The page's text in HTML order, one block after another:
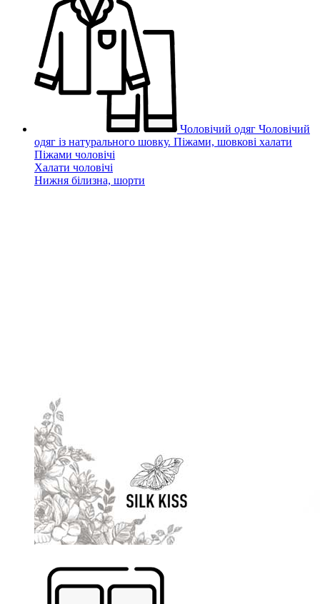
Чоловічий одяг Чоловічий
одяг із натурального шовку. Піжами, шовкові халати
Піжами чоловічі
Халати чоловічі
Нижня білизна, шорти